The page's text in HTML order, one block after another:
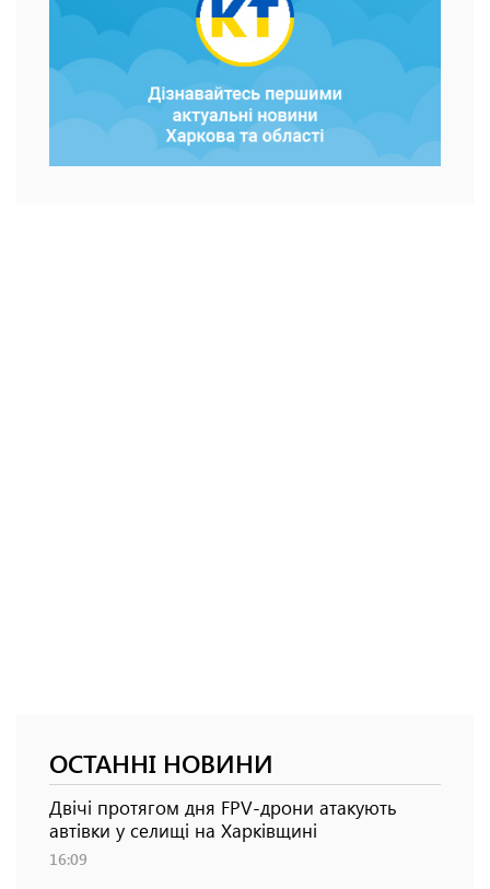
ОСТАННІ НОВИНИ
Двічі протягом дня FPV-дрони атакують
автівки у селищі на Харківщині
16:09